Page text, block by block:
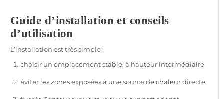
Guide d’installation et conseils
d’utilisation
L’installation est très simple :
choisir un emplacement stable, à hauteur intermédiaire
éviter les zones exposées à une source de chaleur directe